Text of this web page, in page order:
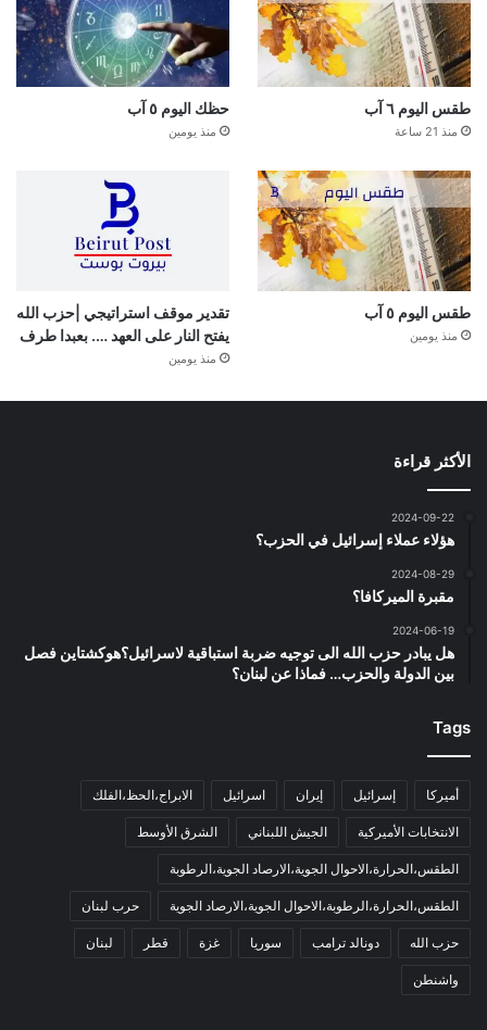
طقس اليوم ٦ آب
منذ 21 ساعة
حظك اليوم ٥ آب
منذ يومين
طقس اليوم ٥ آب
منذ يومين
تقدير موقف استراتيجي |حزب الله
يفتح النار على العهد …. بعبدا طرف
منذ يومين
الأكثر قراءة
2024-09-22
هؤلاء عملاء إسرائيل في الحزب؟
2024-08-29
مقبرة الميركافا؟
2024-06-19
هل يبادر حزب الله الى توجيه ضربة استباقية لاسرائيل؟هوكشتاين فصل
بين الدولة والحزب… فماذا عن لبنان؟
Tags
أميركا إسرائيل إيران اسرائيل الابراج،الحظ،الفلك
الانتخابات الأميركية الجيش اللبناني الشرق الأوسط
الطقس،الحرارة،الاحوال الجوية،الارصاد الجوية،الرطوبة
الطقس،الحرارة،الرطوبة،الاحوال الجوية،الارصاد الجوية حرب لبنان
حزب الله دونالد ترامب سوريا غزة قطر لبنان
واشنطن